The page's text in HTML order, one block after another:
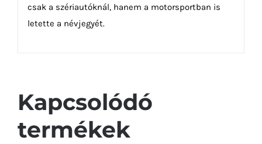
csak a szériautóknál, hanem a motorsportban is
letette a névjegyét.
Kapcsolódó
termékek